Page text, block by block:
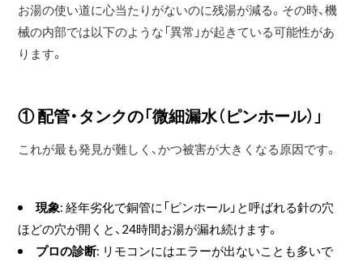
お湯の使い道に心当たりがないのに残湯が減る。その時、機
械の内部では以下のような「異常」が起きている可能性があ
ります。
① 配管・タンクの「微細漏水（ピンホール）」
これが最も発見が難しく、かつ被害が大きくなる原因です。
現象: 経年劣化で銅管に「ピンホール」と呼ばれる針の穴
ほどの穴が開くと、24時間お湯が漏れ続けます。
プロの診断: リモコンにはエラーが出ないことも多いで